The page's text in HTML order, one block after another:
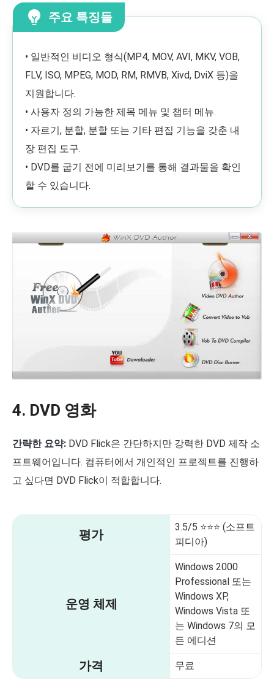
주요 특징들
• 일반적인 비디오 형식(MP4, MOV, AVI, MKV, VOB,
FLV, ISO, MPEG, MOD, RM, RMVB, Xivd, DviX 등)을
지원합니다.
• 사용자 정의 가능한 제목 메뉴 및 챕터 메뉴.
• 자르기, 분할, 분할 또는 기타 편집 기능을 갖춘 내
장 편집 도구.
• DVD를 굽기 전에 미리보기를 통해 결과물을 확인
할 수 있습니다.
4. DVD 영화
간략한 요약: DVD Flick은 간단하지만 강력한 DVD 제작 소
프트웨어입니다. 컴퓨터에서 개인적인 프로젝트를 진행하
고 싶다면 DVD Flick이 적합합니다.
평가
3.5/5 ⭐⭐⭐ (소프트
피디아)
운영 체제
Windows 2000
Professional 또는
Windows XP,
Windows Vista 또
는 Windows 7의 모
든 에디션
가격 무료